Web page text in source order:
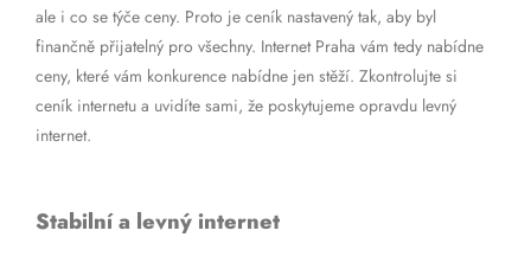
ale i co se týče ceny. Proto je ceník nastavený tak, aby byl
finančně přijatelný pro všechny. Internet Praha vám tedy nabídne
ceny, které vám konkurence nabídne jen stěží. Zkontrolujte si
ceník internetu a uvidíte sami, že poskytujeme opravdu levný
internet.
Stabilní a levný internet